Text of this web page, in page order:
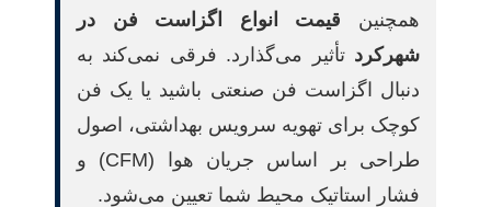
همچنین قیمت انواع اگزاست فن در
شهرکرد تأثیر می‌گذارد. فرقی نمی‌کند به
دنبال اگزاست فن صنعتی باشید یا یک فن
کوچک برای تهویه سرویس بهداشتی، اصول
طراحی بر اساس جریان هوا (CFM) و
فشار استاتیک محیط شما تعیین می‌شود.